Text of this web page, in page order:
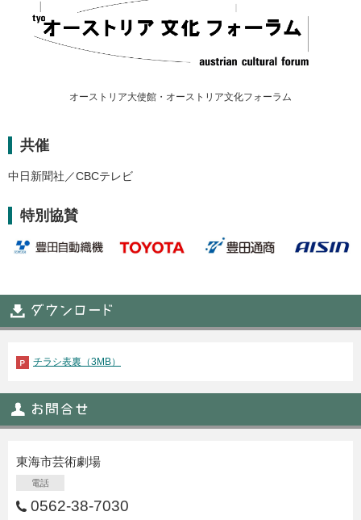
オーストリア大使館・オーストリア文化フォーラム
共催
中日新聞社／CBCテレビ
特別協賛
チラシ表裏（3MB）
東海市芸術劇場
電話
0562-38-7030